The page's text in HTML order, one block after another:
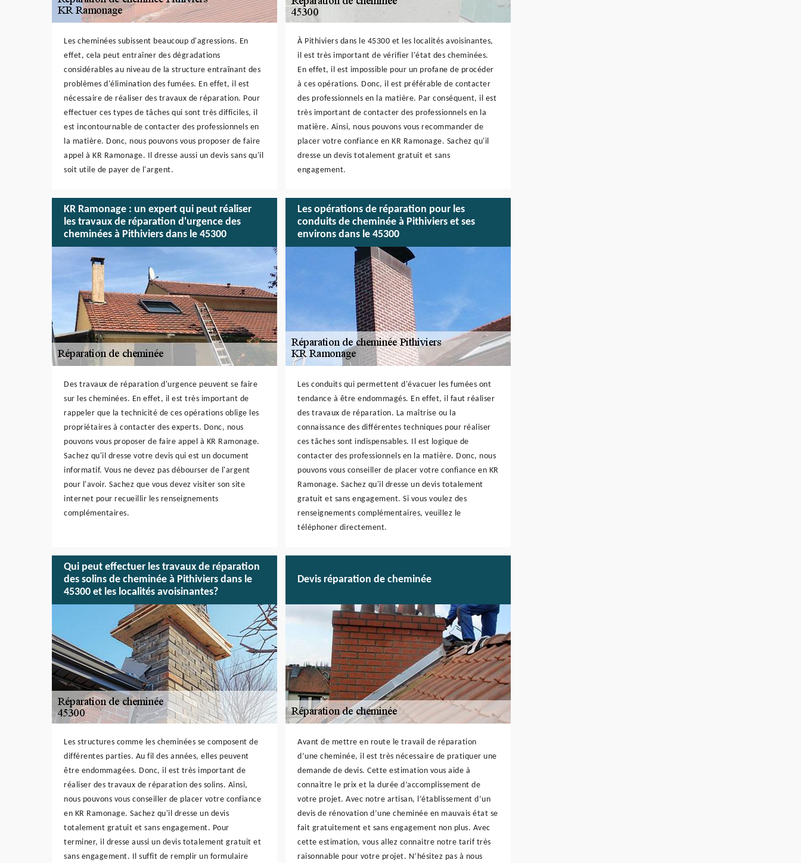
Les cheminées subissent beaucoup d'agressions. En
effet, cela peut entraîner des dégradations
considérables au niveau de la structure entraînant des
problèmes d'élimination des fumées. En effet, il est
nécessaire de réaliser des travaux de réparation. Pour
effectuer ces types de tâches qui sont très difficiles, il
est incontournable de contacter des professionnels en
la matière. Donc, nous pouvons vous proposer de faire
appel à KR Ramonage. Il dresse aussi un devis sans qu'il
soit utile de payer de l'argent.
À Pithiviers dans le 45300 et les localités avoisinantes,
il est très important de vérifier l'état des cheminées.
En effet, il est impossible pour un profane de procéder
à ces opérations. Donc, il est préférable de contacter
des professionnels en la matière. Par conséquent, il est
très important de contacter des professionnels en la
matière. Ainsi, nous pouvons vous recommander de
placer votre confiance en KR Ramonage. Sachez qu'il
dresse un devis totalement gratuit et sans
engagement.
KR Ramonage : un expert qui peut réaliser
les travaux de réparation d'urgence des
cheminées à Pithiviers dans le 45300
Des travaux de réparation d'urgence peuvent se faire
sur les cheminées. En effet, il est très important de
rappeler que la technicité de ces opérations oblige les
propriétaires à contacter des experts. Donc, nous
pouvons vous proposer de faire appel à KR Ramonage.
Sachez qu'il dresse votre devis qui est un document
informatif. Vous ne devez pas débourser de l'argent
pour l'avoir. Sachez que vous devez visiter son site
internet pour recueillir les renseignements
complémentaires.
Les opérations de réparation pour les
conduits de cheminée à Pithiviers et ses
environs dans le 45300
Les conduits qui permettent d'évacuer les fumées ont
tendance à être endommagés. En effet, il faut réaliser
des travaux de réparation. La maîtrise ou la
connaissance des différentes techniques pour réaliser
ces tâches sont indispensables. Il est logique de
contacter des professionnels en la matière. Donc, nous
pouvons vous conseiller de placer votre confiance en KR
Ramonage. Sachez qu'il dresse un devis totalement
gratuit et sans engagement. Si vous voulez des
renseignements complémentaires, veuillez le
téléphoner directement.
Qui peut effectuer les travaux de réparation
des solins de cheminée à Pithiviers dans le
45300 et les localités avoisinantes?
Les structures comme les cheminées se composent de
différentes parties. Au fil des années, elles peuvent
être endommagées. Donc, il est très important de
réaliser des travaux de réparation des solins. Ainsi,
nous pouvons vous conseiller de placer votre confiance
en KR Ramonage. Sachez qu'il dresse un devis
totalement gratuit et sans engagement. Pour
terminer, il dresse aussi un devis totalement gratuit et
sans engagement. Il suffit de remplir un formulaire
Devis réparation de cheminée
Avant de mettre en route le travail de réparation
d’une cheminée, il est très nécessaire de pratiquer une
demande de devis. Cette estimation vous aide à
connaitre le prix et la durée d’accomplissement de
votre projet. Avec notre artisan, l’établissement d’un
devis de rénovation d’une cheminée en mauvais état se
fait gratuitement et sans engagement non plus. Avec
cette estimation, vous allez connaitre notre tarif très
raisonnable pour votre projet. N’hésitez pas à nous